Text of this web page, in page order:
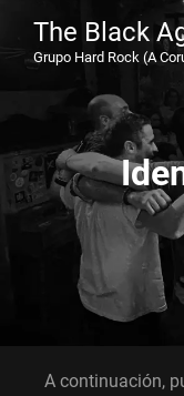
The Black
Grupo Hard Rock (A
A continuación,